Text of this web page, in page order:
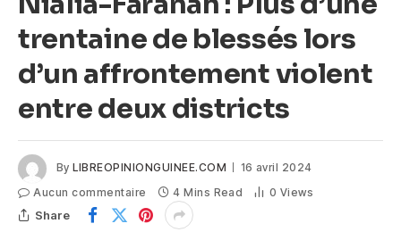
trentaine de blessés lors
d’un affrontement violent
entre deux districts
By LIBREOPINIONGUINEE.COM
16 avril 2024
Aucun commentaire
4 Mins Read 0 Views
Share